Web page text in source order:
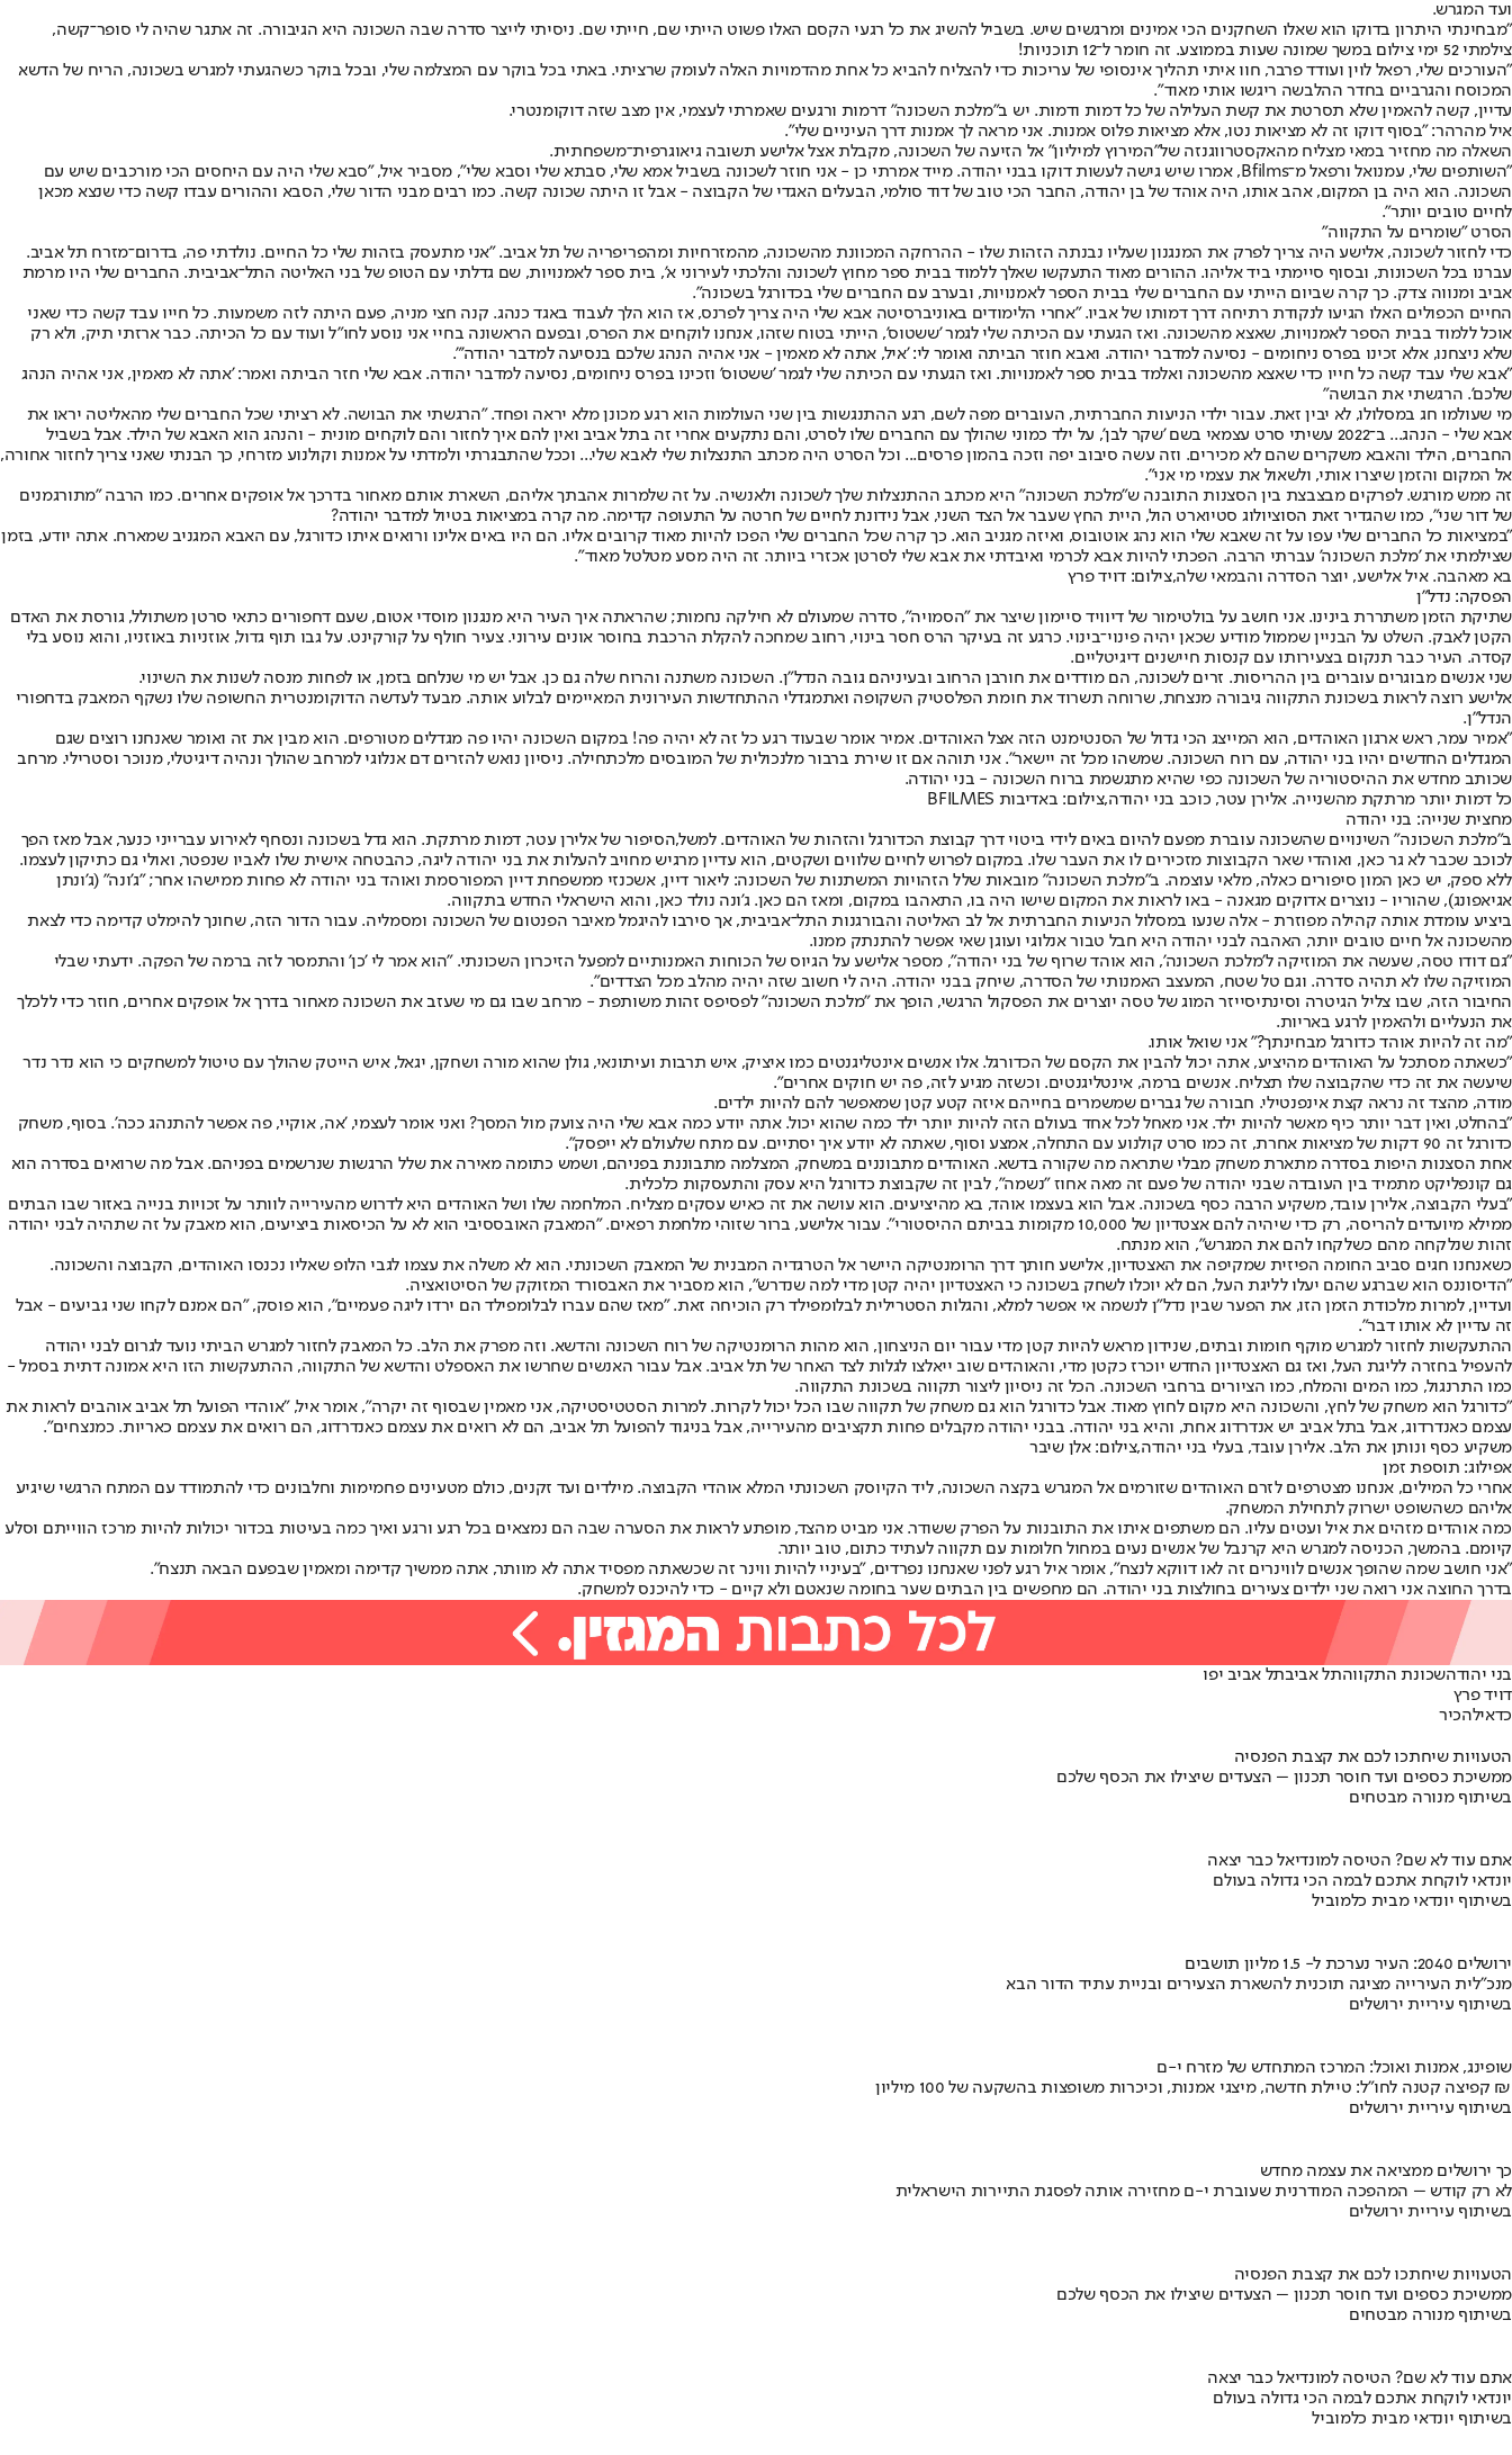
ועד המגרש.
"מבחינתי היתרון בדוקו הוא שאלו השחקנים הכי אמינים ומרגשים שיש. בשביל להשיג את כל רגעי הקסם האלו פשוט הייתי שם, חייתי שם. ניסיתי לייצר סדרה שבה השכונה היא הגיבורה. זה אתגר שהיה לי סופר־קשה,
צילמתי 52 ימי צילום במשך שמונה שעות בממוצע. זה חומר ל־12 תוכניות!
"העורכים שלי, רפאל לוין ועודד פרבר, חוו איתי תהליך אינסופי של עריכות כדי להצליח להביא כל אחת מהדמויות האלה לעומק שרציתי. באתי בכל בוקר עם המצלמה שלי, ובכל בוקר כשהגעתי למגרש בשכונה, הריח של הדשא
המכוסח והגרביים בחדר ההלבשה ריגשו אותי מאוד".
עדיין, קשה להאמין שלא תסרטת את קשת העלילה של כל דמות ודמות. יש ב"מלכת השכונה" דרמות ורגעים שאמרתי לעצמי, אין מצב שזה דוקומנטרי.
איל מהרהר: "בסוף דוקו זה לא מציאות נטו, אלא מציאות פלוס אמנות. אני מראה לך אמנות דרך העיניים שלי".
השאלה מה מחזיר במאי מצליח מהאקסטרווגנזה של"המירוץ למיליון" אל הזיעה של השכונה, מקבלת אצל אלישע תשובה גיאוגרפית־משפחתית.
"השותפים שלי, עמנואל ורפאל מ־Bfilms, אמרו שיש גישה לעשות דוקו בבני יהודה. מייד אמרתי כן - אני חוזר לשכונה בשביל אמא שלי, סבתא שלי וסבא שלי", מסביר איל, "סבא שלי היה עם היחסים הכי מורכבים שיש עם
השכונה. הוא היה בן המקום, אהב אותו, היה אוהד של בן יהודה, החבר הכי טוב של דוד סולמי, הבעלים האגדי של הקבוצה - אבל זו היתה שכונה קשה. כמו רבים מבני הדור שלי, הסבא וההורים עבדו קשה כדי שנצא מכאן
לחיים טובים יותר".
הסרט "שומרים על התקווה"
כדי לחזור לשכונה, אלישע היה צריך לפרק את המנגנון שעליו נבנתה הזהות שלו - ההרחקה המכוונת מהשכונה, מהמזרחיות ומהפריפריה של תל אביב. "אני מתעסק בזהות שלי כל החיים. נולדתי פה, בדרום־מזרח תל אביב.
עברנו בכל השכונות, ובסוף סיימתי ביד אליהו. ההורים מאוד התעקשו שאלך ללמוד בבית ספר מחוץ לשכונה והלכתי לעירוני א', בית ספר לאמנויות, שם גדלתי עם הטופ של בני האליטה התל־אביבית. החברים שלי היו מרמת
אביב ומנווה צדק. כך קרה שביום הייתי עם החברים שלי בבית הספר לאמנויות, ובערב עם החברים שלי בכדורגל בשכונה".
החיים הכפולים האלו הגיעו לנקודת רתיחה דרך דמותו של אביו. "אחרי הלימודים באוניברסיטה אבא שלי היה צריך לפרנס, אז הוא הלך לעבוד באגד כנהג. קנה חצי מניה, פעם היתה לזה משמעות. כל חייו עבד קשה כדי שאני
אוכל ללמוד בבית הספר לאמנויות, שאצא מהשכונה. ואז הגעתי עם הכיתה שלי לגמר 'ששטוס', הייתי בטוח שזהו, אנחנו לוקחים את הפרס, ובפעם הראשונה בחיי אני נוסע לחו"ל ועוד עם כל הכיתה. כבר ארזתי תיק, ולא רק
שלא ניצחנו, אלא זכינו בפרס ניחומים - נסיעה למדבר יהודה. ואבא חוזר הביתה ואומר לי: 'איל, אתה לא מאמין - אני אהיה הנהג שלכם בנסיעה למדבר יהודה'".
"אבא שלי עבד קשה כל חייו כדי שאצא מהשכונה ואלמד בבית ספר לאמנויות. ואז הגעתי עם הכיתה שלי לגמר 'ששטוס' וזכינו בפרס ניחומים, נסיעה למדבר יהודה. אבא שלי חזר הביתה ואמר: 'אתה לא מאמין, אני אהיה הנהג
שלכם'. הרגשתי את הבושה"
מי שעולמו חג במסלולו, לא יבין זאת. עבור ילדי הניעות החברתית, העוברים מפה לשם, רגע ההתנגשות בין שני העולמות הוא רגע מכונן מלא יראה ופחד. "הרגשתי את הבושה. לא רציתי שכל החברים שלי מהאליטה יראו את
אבא שלי - הנהג... ב־2022 עשיתי סרט עצמאי בשם 'שקר לבן', על ילד כמוני שהולך עם החברים שלו לסרט, והם נתקעים אחרי זה בתל אביב ואין להם איך לחזור והם לוקחים מונית - והנהג הוא האבא של הילד. אבל בשביל
החברים, הילד והאבא משקרים שהם לא מכירים. וזה עשה סיבוב יפה וזכה בהמון פרסים... וכל הסרט היה מכתב התנצלות שלי לאבא שלי... וככל שהתבגרתי ולמדתי על אמנות וקולנוע מזרחי, כך הבנתי שאני צריך לחזור אחורה,
אל המקום והזמן שיצרו אותי, ולשאול את עצמי מי אני".
זה ממש מורגש. לפרקים מבצבצת בין הסצנות התובנה ש"מלכת השכונה" היא מכתב ההתנצלות שלך לשכונה ולאנשיה. על זה שלמרות אהבתך אליהם, השארת אותם מאחור בדרכך אל אופקים אחרים. כמו הרבה "מתורגמנים
של דור שני", כמו שהגדיר זאת הסוציולוג סטיוארט הול, היית החץ שעבר אל הצד השני, אבל נידונת לחיים של חרטה על התעופה קדימה. מה קרה במציאות בטיול למדבר יהודה?
"במציאות כל החברים שלי עפו על זה שאבא שלי הוא נהג אוטובוס, ואיזה מגניב הוא. כך קרה שכל החברים שלי הפכו להיות מאוד קרובים אליו. הם היו באים אלינו ורואים איתו כדורגל, עם האבא המגניב שמארח. אתה יודע, בזמן
שצילמתי את 'מלכת השכונה' עברתי הרבה. הפכתי להיות אבא לכרמי ואיבדתי את אבא שלי לסרטן אכזרי ביותר. זה היה מסע מטלטל מאוד".
בא מאהבה. איל אלישע, יוצר הסדרה והבמאי שלה,צילום: דויד פרץ
הפסקה: נדל"ן
שתיקת הזמן משתררת בינינו. אני חושב על בולטימור של דיוויד סיימון שיצר את "הסמויה", סדרה שמעולם לא חילקה נחמות; שהראתה איך העיר היא מנגנון מוסדי אטום, שעם דחפורים כתאי סרטן משתולל, גורסת את האדם
הקטן לאבק. השלט על הבניין שממול מודיע שכאן יהיה פינוי־בינוי. כרגע זה בעיקר הרס חסר בינוי, רחוב שמחכה להקלת הרכבת בחוסר אונים עירוני. צעיר חולף על קורקינט. על גבו תוף גדול, אוזניות באוזניו, והוא נוסע בלי
קסדה. העיר כבר תנקום בצעירותו עם קנסות חיישנים דיגיטליים.
שני אנשים מבוגרים עוברים בין ההריסות. זרים לשכונה, הם מודדים את חורבן הרחוב ובעיניהם גובה הנדל"ן. השכונה משתנה והרוח שלה גם כן. אבל יש מי שנלחם בזמן, או לפחות מנסה לשנות את השינוי.
אלישע רוצה לראות בשכונת התקווה גיבורה מנצחת, שרוחה תשרוד את חומת הפלסטיק השקופה ואתמגדלי ההתחדשות העירונית המאיימים לבלוע אותה. מבעד לעדשה הדוקומנטרית החשופה שלו נשקף המאבק בדחפורי
הנדל"ן.
"אמיר עמר, ראש ארגון האוהדים, הוא המייצג הכי גדול של הסנטימנט הזה אצל האוהדים. אמיר אומר שבעוד רגע כל זה לא יהיה פה! במקום השכונה יהיו פה מגדלים מטורפים. הוא מבין את זה ואומר שאנחנו רוצים שגם
המגדלים החדשים יהיו בני יהודה, עם רוח השכונה. שמשהו מכל זה יישאר". אני תוהה אם זו שירת ברבור מלנכולית של המובסים מלכתחילה. ניסיון נואש להזרים דם אנלוגי למרחב שהולך ונהיה דיגיטלי, מנוכר וסטרילי. מרחב
שכותב מחדש את ההיסטוריה של השכונה כפי שהיא מתגשמת ברוח השכונה - בני יהודה.
כל דמות יותר מרתקת מהשנייה. אלירן עטר, כוכב בני יהודה,צילום: באדיבות BFILMES
מחצית שנייה: בני יהודה
ב"מלכת השכונה" השינויים שהשכונה עוברת מפעם להיום באים לידי ביטוי דרך קבוצת הכדורגל והזהות של האוהדים. למשל,הסיפור של אלירן עטר, דמות מרתקת. הוא גדל בשכונה ונסחף לאירוע עברייני כנער, אבל מאז הפך
לכוכב שכבר לא גר כאן, ואוהדי שאר הקבוצות מזכירים לו את העבר שלו. במקום לפרוש לחיים שלווים ושקטים, הוא עדיין מרגיש מחויב להעלות את בני יהודה ליגה, כהבטחה אישית שלו לאביו שנפטר, ואולי גם כתיקון לעצמו.
ללא ספק, יש כאן המון סיפורים כאלה, מלאי עוצמה. ב"מלכת השכונה" מובאות שלל הזהויות המשתנות של השכונה: ליאור דיין, אשכנזי ממשפחת דיין המפורסמת ואוהד בני יהודה לא פחות ממישהו אחר; "ג'ונה" (ג'ונתן
אגיאפונג), שהוריו - נוצרים אדוקים מגאנה - באו לראות את המקום שישו היה בו, התאהבו במקום, ומאז הם כאן. ג'ונה נולד כאן, והוא הישראלי החדש בתקווה.
ביציע עומדת אותה קהילה מפוזרת - אלה שנעו במסלול הניעות החברתית אל לב האליטה והבורגנות התל־אביבית, אך סירבו להיגמל מאיבר הפנטום של השכונה ומסמליה. עבור הדור הזה, שחונך להימלט קדימה כדי לצאת
מהשכונה אל חיים טובים יותר, האהבה לבני יהודה היא חבל טבור אנלוגי ועוגן שאי אפשר להתנתק ממנו.
"גם דודו טסה, שעשה את המוזיקה ל'מלכת השכונה', הוא אוהד שרוף של בני יהודה", מספר אלישע על הגיוס של הכוחות האמנותיים למפעל הזיכרון השכונתי. "הוא אמר לי 'כן' והתמסר לזה ברמה של הפקה. ידעתי שבלי
המוזיקה שלו לא תהיה סדרה. וגם טל שטח, המעצב האמנותי של הסדרה, שיחק בבני יהודה. היה לי חשוב שזה יהיה מהלב מכל הצדדים".
החיבור הזה, שבו צליל הגיטרה וסינתיסייזר המוג של טסה יוצרים את הפסקול הרגשי, הופך את "מלכת השכונה" לפסיפס זהות משותפת - מרחב שבו גם מי שעזב את השכונה מאחור בדרך אל אופקים אחרים, חוזר כדי ללכלך
את הנעליים ולהאמין לרגע באריות.
"מה זה להיות אוהד כדורגל מבחינתך?" אני שואל אותו.
"כשאתה מסתכל על האוהדים מהיציע, אתה יכול להבין את הקסם של הכדורגל. אלו אנשים אינטליגנטים כמו איציק, איש תרבות ועיתונאי, גולן שהוא מורה ושחקן, יגאל, איש הייטק שהולך עם טיטול למשחקים כי הוא נדר נדר
שיעשה את זה כדי שהקבוצה שלו תצליח. אנשים ברמה, אינטליגנטים. וכשזה מגיע לזה, פה יש חוקים אחרים".
מודה, מהצד זה נראה קצת אינפנטילי. חבורה של גברים שמשמרים בחייהם איזה קטע קטן שמאפשר להם להיות ילדים.
"בהחלט, ואין דבר יותר כיף מאשר להיות ילד. אני מאחל לכל אחד בעולם הזה להיות יותר ילד כמה שהוא יכול. אתה יודע כמה אבא שלי היה צועק מול המסך? ואני אומר לעצמי, 'אה, אוקיי, פה אפשר להתנהג ככה'. בסוף, משחק
כדורגל זה 90 דקות של מציאות אחרת, זה כמו סרט קולנוע עם התחלה, אמצע וסוף, שאתה לא יודע איך יסתיים. עם מתח שלעולם לא ייפסק".
אחת הסצנות היפות בסדרה מתארת משחק מבלי שתראה מה שקורה בדשא. האוהדים מתבוננים במשחק, המצלמה מתבוננת בפניהם, ושמש כתומה מאירה את שלל הרגשות שנרשמים בפניהם. אבל מה שרואים בסדרה הוא
גם קונפליקט מתמיד בין העובדה שבני יהודה של פעם זה מאה אחוז "נשמה", לבין זה שקבוצת כדורגל היא עסק והתעסקות כלכלית.
"בעלי הקבוצה, אלירן עובד, משקיע הרבה כסף בשכונה. אבל הוא בעצמו אוהד, בא מהיציעים. הוא עושה את זה כאיש עסקים מצליח. המלחמה שלו ושל האוהדים היא לדרוש מהעירייה לוותר על זכויות בנייה באזור שבו הבתים
ממילא מיועדים להריסה, רק כדי שיהיה להם אצטדיון של 10,000 מקומות בביתם ההיסטורי". עבור אלישע, ברור שזוהי מלחמת רפאים. "המאבק האובססיבי הוא לא על הכיסאות ביציעים, הוא מאבק על זה שתהיה לבני יהודה
זהות שנלקחה מהם כשלקחו להם את המגרש", הוא מנתח.
כשאנחנו חגים סביב החומה הפיזית שמקיפה את האצטדיון, אלישע חותך דרך הרומנטיקה היישר אל הטרגדיה המבנית של המאבק השכונתי. הוא לא משלה את עצמו לגבי הלופ שאליו נכנסו האוהדים, הקבוצה והשכונה.
"הדיסוננס הוא שברגע שהם יעלו לליגת העל, הם לא יוכלו לשחק בשכונה כי האצטדיון יהיה קטן מדי למה שנדרש", הוא מסביר את האבסורד המזוקק של הסיטואציה.
ועדיין, למרות מלכודת הזמן הזו, את הפער שבין נדל"ן לנשמה אי אפשר למלא, והגלות הסטרילית לבלומפילד רק הוכיחה זאת. "מאז שהם עברו לבלומפילד הם ירדו ליגה פעמיים", הוא פוסק, "הם אמנם לקחו שני גביעים - אבל
זה עדיין לא אותו דבר".
ההתעקשות לחזור למגרש מוקף חומות ובתים, שנידון מראש להיות קטן מדי עבור יום הניצחון, הוא מהות הרומנטיקה של רוח השכונה והדשא. וזה מפרק את הלב. כל המאבק לחזור למגרש הביתי נועד לגרום לבני יהודה
להעפיל בחזרה לליגת העל, ואז גם האצטדיון החדש יוכרז כקטן מדי, והאוהדים שוב ייאלצו לגלות לצד האחר של תל אביב. אבל עבור האנשים שחרשו את האספלט והדשא של התקווה, ההתעקשות הזו היא אמונה דתית בסמל -
כמו התרנגול, כמו המים והמלח, כמו הציורים ברחבי השכונה. הכל זה ניסיון ליצור תקווה בשכונת התקווה.
"כדורגל הוא משחק של לחץ, והשכונה היא מקום לחוץ מאוד. אבל כדורגל הוא גם משחק של תקווה שבו הכל יכול לקרות. למרות הסטטיסטיקה, אני מאמין שבסוף זה יקרה", אומר איל, "אוהדי הפועל תל אביב אוהבים לראות את
עצמם כאנדרדוג, אבל בתל אביב יש אנדרדוג אחת, והיא בני יהודה. בבני יהודה מקבלים פחות תקציבים מהעירייה, אבל בניגוד להפועל תל אביב, הם לא רואים את עצמם כאנדרדוג, הם רואים את עצמם כאריות. כמנצחים".
משקיע כסף ונותן את הלב. אלירן עובד, בעלי בני יהודה,צילום: אלן שיבר
אפילוג: תוספת זמן
אחרי כל המילים, אנחנו מצטרפים לזרם האוהדים שזורמים אל המגרש בקצה השכונה, ליד הקיוסק השכונתי המלא אוהדי הקבוצה. מילדים ועד זקנים, כולם מטעינים פחמימות וחלבונים כדי להתמודד עם המתח הרגשי שיגיע
אליהם כשהשופט ישרוק לתחילת המשחק.
כמה אוהדים מזהים את איל ועטים עליו. הם משתפים איתו את התובנות על הפרק ששודר. אני מביט מהצד, מופתע לראות את הסערה שבה הם נמצאים בכל רגע ורגע ואיך כמה בעיטות בכדור יכולות להיות מרכז הווייתם וסלע
קיומם. בהמשך, הכניסה למגרש היא קרנבל של אנשים נעים במחול חלומות עם תקווה לעתיד כתום, טוב יותר.
"אני חושב שמה שהופך אנשים לווינרים זה לאו דווקא לנצח", אומר איל רגע לפני שאנחנו נפרדים, "בעיניי להיות ווינר זה שכשאתה מפסיד אתה לא מוותר, אתה ממשיך קדימה ומאמין שבפעם הבאה תנצח".
בדרך החוצה אני רואה שני ילדים צעירים בחולצות בני יהודה. הם מחפשים בין הבתים שער בחומה שנאטם ולא קיים - כדי להיכנס למשחק.
בני יהודהשכונת התקווהתל אביבתל אביב יפו
דויד פרץ
כדאילהכיר
הטעויות שיחתכו לכם את קצבת הפנסיה
ממשיכת כספים ועד חוסר תכנון – הצעדים שיצילו את הכסף שלכם
בשיתוף מנורה מבטחים
אתם עוד לא שם? הטיסה למונדיאל כבר יצאה
יונדאי לוקחת אתכם לבמה הכי גדולה בעולם
בשיתוף יונדאי מבית כלמוביל
ירושלים 2040: העיר נערכת ל- 1.5 מליון תושבים
מנכ"לית העירייה מציגה תוכנית להשארת הצעירים ובניית עתיד הדור הבא
בשיתוף עיריית ירושלים
שופינג, אמנות ואוכל: המרכז המתחדש של מזרח י-ם
קפיצה קטנה לחו"ל: טיילת חדשה, מיצגי אמנות, וכיכרות משופצות בהשקעה של 100 מיליון ₪
בשיתוף עיריית ירושלים
כך ירושלים ממציאה את עצמה מחדש
לא רק קודש – המהפכה המודרנית שעוברת י-ם מחזירה אותה לפסגת התיירות הישראלית
בשיתוף עיריית ירושלים
הטעויות שיחתכו לכם את קצבת הפנסיה
ממשיכת כספים ועד חוסר תכנון – הצעדים שיצילו את הכסף שלכם
בשיתוף מנורה מבטחים
אתם עוד לא שם? הטיסה למונדיאל כבר יצאה
יונדאי לוקחת אתכם לבמה הכי גדולה בעולם
בשיתוף יונדאי מבית כלמוביל